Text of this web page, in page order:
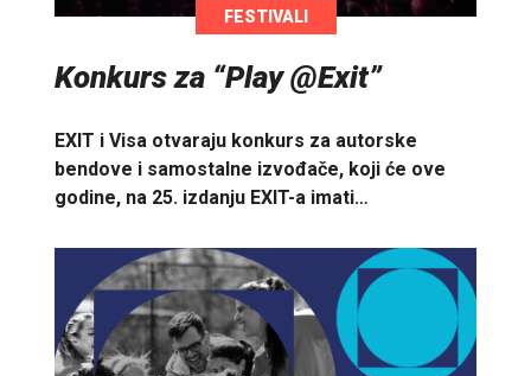
FESTIVALI
Konkurs za “Play @Exit”
EXIT i Visa otvaraju konkurs za autorske
bendove i samostalne izvođače, koji će ove
godine, na 25. izdanju EXIT-a imati…